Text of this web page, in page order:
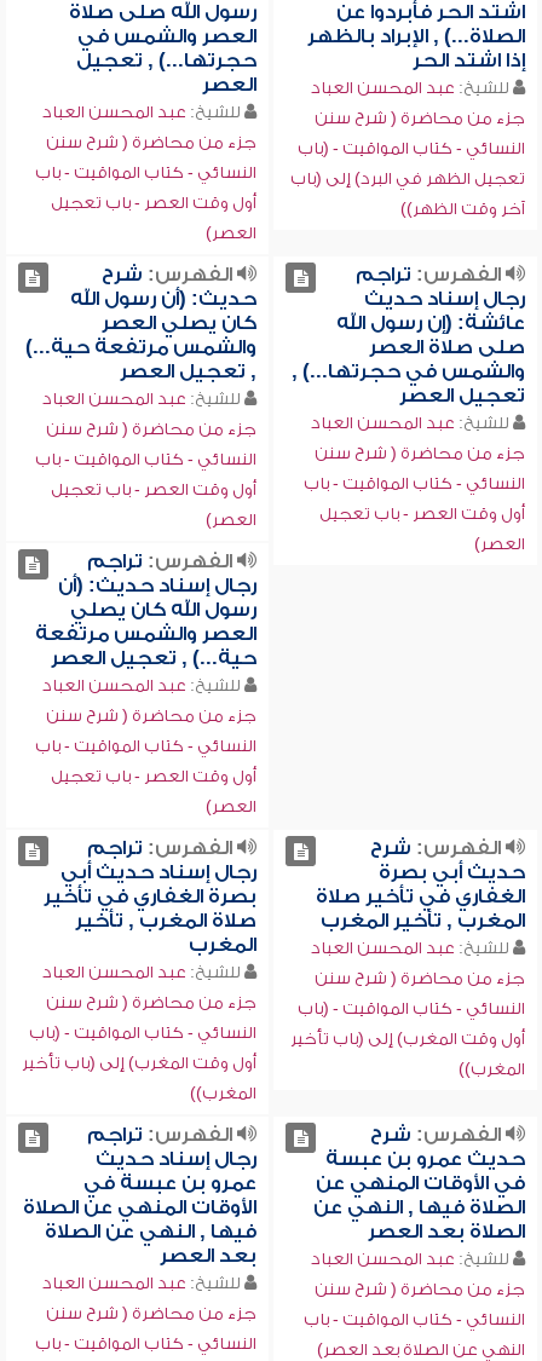
اشتد الحر فأبردوا عن
الصلاة...) , الإبراد بالظهر
إذا اشتد الحر
للشيخ: عبد المحسن العباد
جزء من محاضرة ( شرح سنن
النسائي - كتاب المواقيت - (باب
تعجيل الظهر في البرد) إلى (باب
آخر وقت الظهر))
رسول الله صلى صلاة
العصر والشمس في
حجرتها...) , تعجيل
العصر
للشيخ: عبد المحسن العباد
جزء من محاضرة ( شرح سنن
النسائي - كتاب المواقيت - باب
أول وقت العصر - باب تعجيل
العصر)
الفهرس: تراجم
رجال إسناد حديث
عائشة: (إن رسول الله
صلى صلاة العصر
والشمس في حجرتها...) ,
تعجيل العصر
للشيخ: عبد المحسن العباد
جزء من محاضرة ( شرح سنن
النسائي - كتاب المواقيت - باب
أول وقت العصر - باب تعجيل
العصر)
الفهرس: شرح
حديث: (أن رسول الله
كان يصلي العصر
والشمس مرتفعة حية...)
, تعجيل العصر
للشيخ: عبد المحسن العباد
جزء من محاضرة ( شرح سنن
النسائي - كتاب المواقيت - باب
أول وقت العصر - باب تعجيل
العصر)
الفهرس: تراجم
رجال إسناد حديث: (أن
رسول الله كان يصلي
العصر والشمس مرتفعة
حية...) , تعجيل العصر
للشيخ: عبد المحسن العباد
جزء من محاضرة ( شرح سنن
النسائي - كتاب المواقيت - باب
أول وقت العصر - باب تعجيل
العصر)
الفهرس: شرح
حديث أبي بصرة
الغفاري في تأخير صلاة
المغرب , تأخير المغرب
للشيخ: عبد المحسن العباد
جزء من محاضرة ( شرح سنن
النسائي - كتاب المواقيت - (باب
أول وقت المغرب) إلى (باب تأخير
المغرب))
الفهرس: تراجم
رجال إسناد حديث أبي
بصرة الغفاري في تأخير
صلاة المغرب , تأخير
المغرب
للشيخ: عبد المحسن العباد
جزء من محاضرة ( شرح سنن
النسائي - كتاب المواقيت - (باب
أول وقت المغرب) إلى (باب تأخير
المغرب))
الفهرس: شرح
حديث عمرو بن عبسة
في الأوقات المنهي عن
الصلاة فيها , النهي عن
الصلاة بعد العصر
للشيخ: عبد المحسن العباد
جزء من محاضرة ( شرح سنن
النسائي - كتاب المواقيت - باب
النهي عن الصلاة بعد العصر)
الفهرس: تراجم
رجال إسناد حديث
عمرو بن عبسة في
الأوقات المنهي عن الصلاة
فيها , النهي عن الصلاة
بعد العصر
للشيخ: عبد المحسن العباد
جزء من محاضرة ( شرح سنن
النسائي - كتاب المواقيت - باب